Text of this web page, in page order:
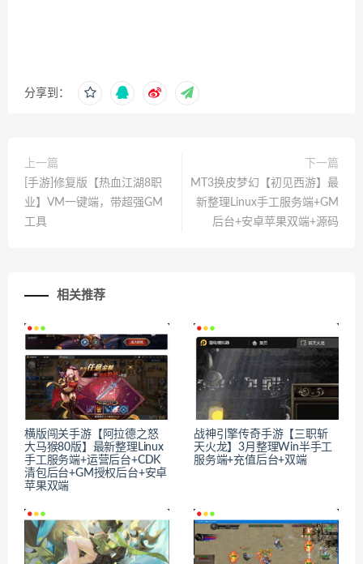
分享到：
上一篇
[手游]修复版【热血江湖8职
业】VM一键端，带超强GM
工具
下一篇
MT3换皮梦幻【初见西游】最
新整理Linux手工服务端+GM
后台+安卓苹果双端+源码
相关推荐
横版闯关手游【阿拉德之怒
大马猴80版】最新整理Linux
手工服务端+运营后台+CDK
清包后台+GM授权后台+安卓
苹果双端
战神引擎传奇手游【三职斩
天火龙】3月整理Win半手工
服务端+充值后台+双端